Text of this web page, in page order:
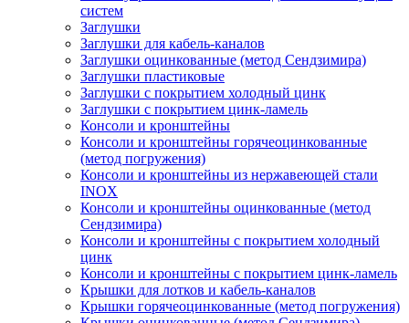
систем
Заглушки
Заглушки для кабель-каналов
Заглушки оцинкованные (метод Сендзимира)
Заглушки пластиковые
Заглушки с покрытием холодный цинк
Заглушки с покрытием цинк-ламель
Консоли и кронштейны
Консоли и кронштейны горячеоцинкованные
(метод погружения)
Консоли и кронштейны из нержавеющей стали
INOX
Консоли и кронштейны оцинкованные (метод
Сендзимира)
Консоли и кронштейны с покрытием холодный
цинк
Консоли и кронштейны с покрытием цинк-ламель
Крышки для лотков и кабель-каналов
Крышки горячеоцинкованные (метод погружения)